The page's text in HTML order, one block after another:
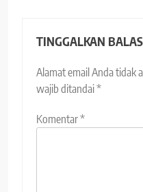
TINGGALKAN
Alamat email Anda tidak
wajib ditandai*
Komentar*